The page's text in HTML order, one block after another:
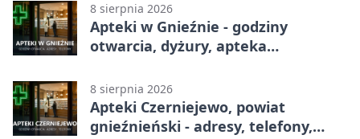
8 sierpnia 2026
Apteki w Gnieźnie - godziny
otwarcia, dyżury, apteka
8 sierpnia 2026
Apteki Czerniejewo, powiat
gnieźnieński - adresy, telefony,